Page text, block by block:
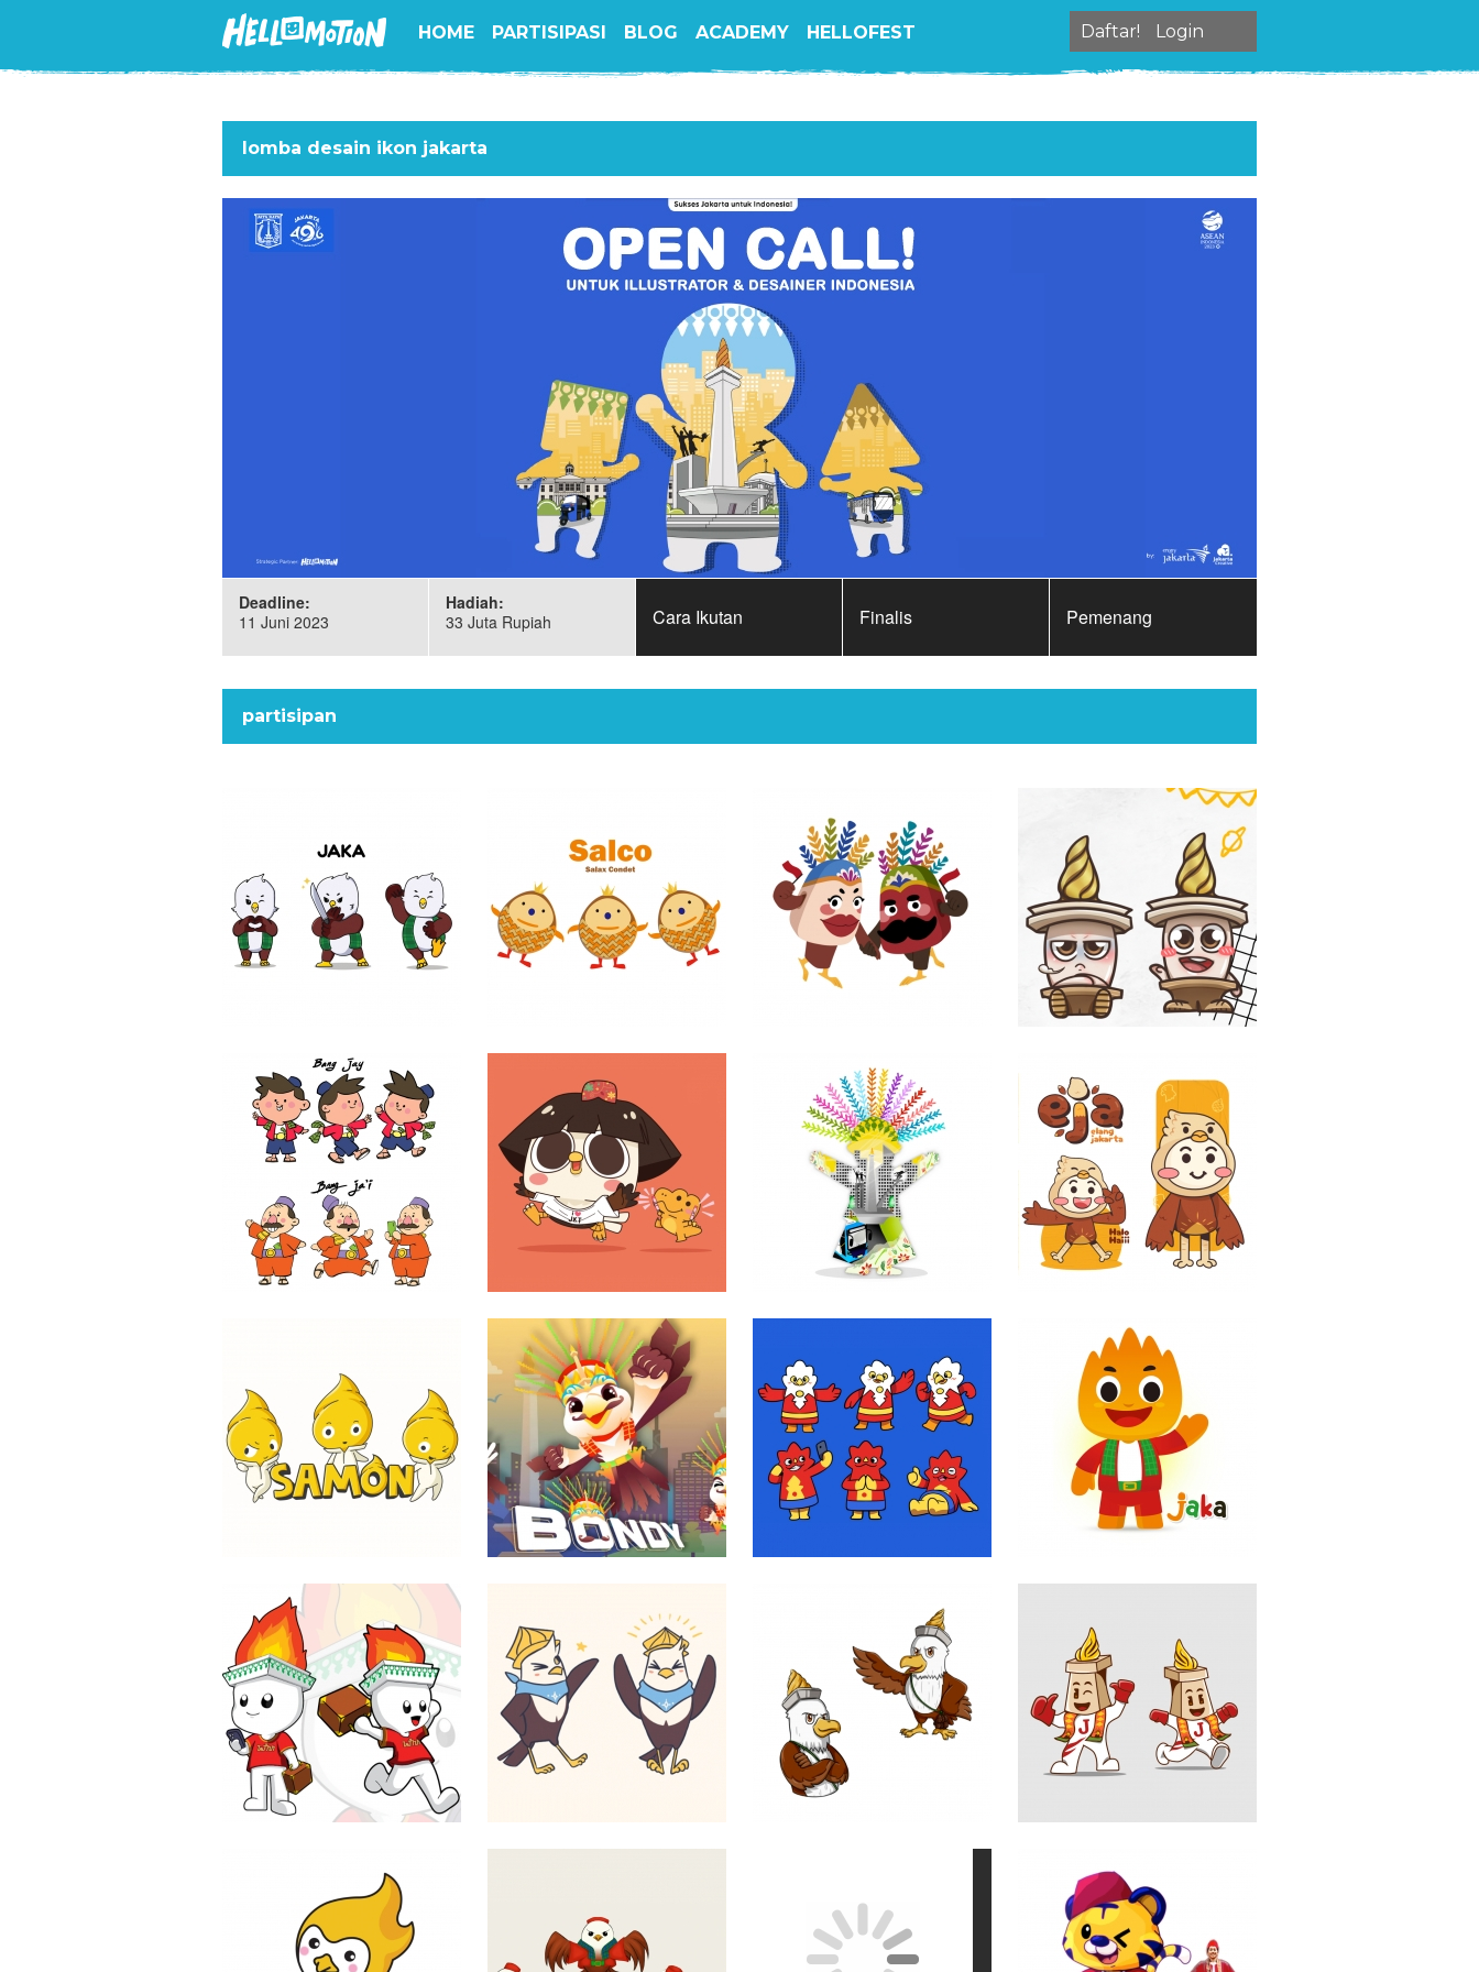
HOME PARTISIPASI BLOG ACADEMY HELLOFEST Daftar! Login
lomba desain ikon jakarta
Deadline:
11 Juni 2023
Hadiah:
33 Juta Rupiah
Cara Ikutan Finalis Pemenang
partisipan